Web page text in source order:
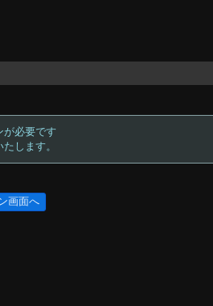
が必要です
します。
画面へ